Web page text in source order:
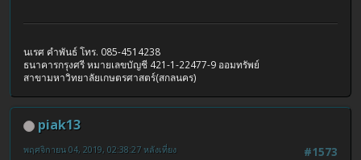
นเรศ คำพันธ์ โทร. 085-4514238
ธนาคารกรุงศรี หมายเลขบัญชี 421-1-22477-9 ออมทรัพย์
สาขามหาวิทยาลัยเกษตรศาสตร์(สกลนคร)
piak13
#1573
พฤศจิกายน 04, 2019, 02:38:27 หลังเที่ยง